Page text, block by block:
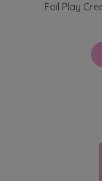
Foil Play